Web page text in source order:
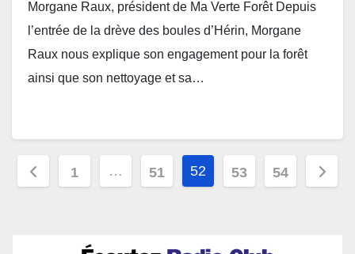
Morgane Raux, président de Ma Verte Forêt Depuis
l’entrée de la drève des boules d’Hérin, Morgane
Raux nous explique son engagement pour la forêt
ainsi que son nettoyage et sa…
Pagination
publications
1 … 51 52 53 54